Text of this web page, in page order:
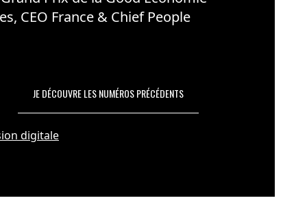
CEO France & Chief People
JE DÉCOUVRE LES NUMÉROS PRÉCÉDENTS
digitale